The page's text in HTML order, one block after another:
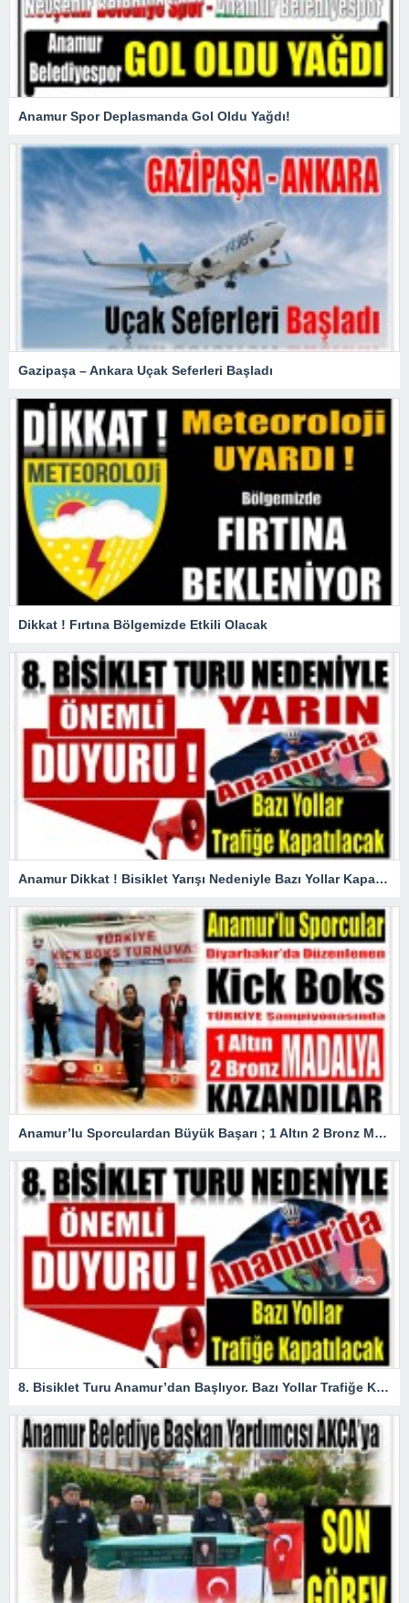
Anamur Spor Deplasmanda Gol Oldu Yağdı!
Gazipaşa – Ankara Uçak Seferleri Başladı
Dikkat ! Fırtına Bölgemizde Etkili Olacak
Anamur Dikkat ! Bisiklet Yarışı Nedeniyle Bazı Yollar Kapanacak
Anamur’lu Sporculardan Büyük Başarı ; 1 Altın 2 Bronz Madalya Kazandılar
8. Bisiklet Turu Anamur’dan Başlıyor. Bazı Yollar Trafiğe Kapatılacak